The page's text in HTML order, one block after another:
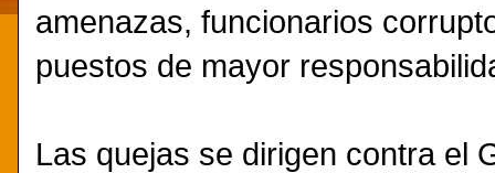
amenazas, funcionarios
puestos de mayor
Las quejas se dirigen contra el